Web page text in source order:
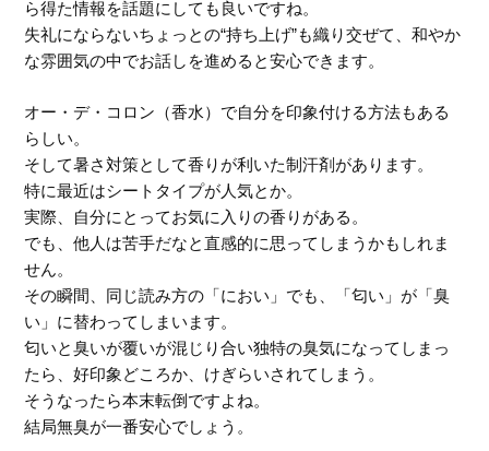
ら得た情報を話題にしても良いですね。
失礼にならないちょっとの“持ち上げ”も織り交ぜて、和やか
な雰囲気の中でお話しを進めると安心できます。
オー・デ・コロン（香水）で自分を印象付ける方法もある
らしい。
そして暑さ対策として香りが利いた制汗剤があります。
特に最近はシートタイプが人気とか。
実際、自分にとってお気に入りの香りがある。
でも、他人は苦手だなと直感的に思ってしまうかもしれま
せん。
その瞬間、同じ読み方の「におい」でも、「匂い」が「臭
い」に替わってしまいます。
匂いと臭いが覆いが混じり合い独特の臭気になってしまっ
たら、好印象どころか、けぎらいされてしまう。
そうなったら本末転倒ですよね。
結局無臭が一番安心でしょう。